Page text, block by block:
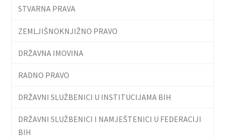
STVARNA PRAVA
ZEMLJIŠNOKNJIŽNO PRAVO
DRŽAVNA IMOVINA
RADNO PRAVO
DRŽAVNI SLUŽBENICI U INSTITUCIJAMA BIH
DRŽAVNI SLUŽBENICI I NAMJEŠTENICI U FEDERACIJI
BIH